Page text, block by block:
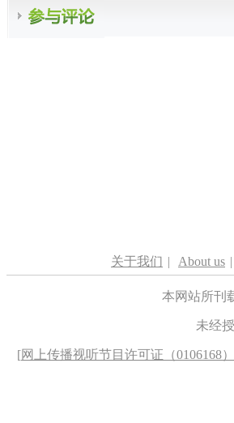
关于我们 | About us |
本网站所刊
未经
[网上传播视听节目许可证（0106168）